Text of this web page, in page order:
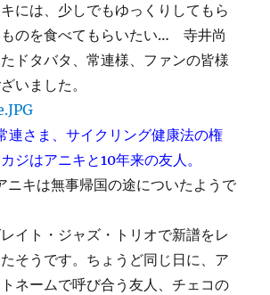
には、少しでもゆっくりしてもら
ものを食べてもらいたい… 寺井尚
ドタバタ、常連様、ファンの皆様
いました。
連さま、サイクリング健康法の権
ジはアニキと10年来の友人。
キは無事帰国の途についたようで
イト・ジャズ・トリオで新譜をレ
そうです。ちょうど同じ日に、ア
ネームで呼び合う友人、チェコの